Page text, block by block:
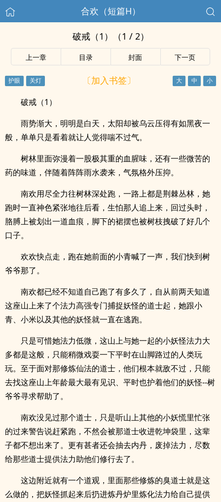
合欢（短篇H）
破戒（1）（1 / 2）
上一章 目录 封面 下一页
〔加入书签〕
破戒（1）
雨势渐大，明明是白天，太阳却被乌云压得有如黑夜一
般，单单只是看着就让人觉得喘不过气。
树林里面弥漫着一股极其重的血腥味，还有一些微苦的
药的味道，伴随着阵阵雨水袭来，气氛格外压抑。
南欢用尽全力往树林深处跑，一路上都是荆棘丛林，她
跑时一直神色紧张地往后看，生怕那人追上来，回过头时，
胳膊上被划出一道血痕，脚下的裙摆也被树枝拽破了好几个
口子。
欢欢快点走，跑在她前面的小青喊了一声，我们快到树
爷爷那了。
南欢都已经不知道自己跑了有多久了，自从前两天知道
这座山上来了个法力高强专门捕捉妖怪的道士起，她跟小
青、小米以及其他的妖怪就一直在逃跑。
只是可惜她法力低微，这山上与她一起的小妖怪法力大
多都是这般，只能稍微戏耍一下平时在山脚路过的人类玩
玩。至于面对那修炼仙法的道士，他们根本就敌不过，只能
去找这座山上年龄最大最有见识、平时也护着他们的妖怪--树
爷爷寻求帮助了。
南欢没见过那个道士，只是听山上其他的小妖慌里忙张
的过来警告说赶紧跑，不然会被那道士收进乾坤袋里，这辈
子都不想出来了。更有甚者还会抽去内丹，废掉法力，尽数
给那些道士提供法力助他们修行去了。
这边附近就有一个道观，里面那些修炼的臭道士就是这
么做的，把妖怪抓起来后扔进炼丹炉里炼化法力给自己提供